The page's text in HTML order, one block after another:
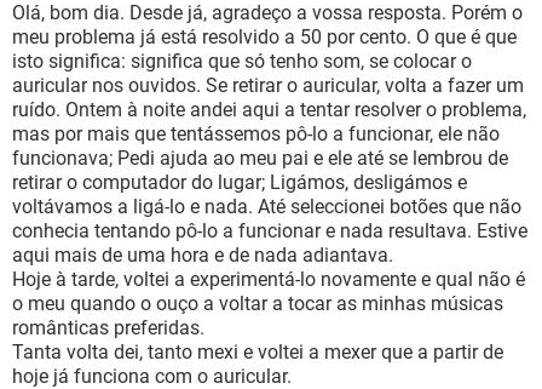
Olá, bom dia. Desde já, agradeço a vossa resposta. Porém o
meu problema já está resolvido a 50 por cento. O que é que
isto significa: significa que só tenho som, se colocar o
auricular nos ouvidos. Se retirar o auricular, volta a fazer um
ruído. Ontem à noite andei aqui a tentar resolver o problema,
mas por mais que tentássemos pô-lo a funcionar, ele não
funcionava; Pedi ajuda ao meu pai e ele até se lembrou de
retirar o computador do lugar; Ligámos, desligámos e
voltávamos a ligá-lo e nada. Até seleccionei botões que não
conhecia tentando pô-lo a funcionar e nada resultava. Estive
aqui mais de uma hora e de nada adiantava.
Hoje à tarde, voltei a experimentá-lo novamente e qual não é
o meu quando o ouço a voltar a tocar as minhas músicas
românticas preferidas.
Tanta volta dei, tanto mexi e voltei a mexer que a partir de
hoje já funciona com o auricular.